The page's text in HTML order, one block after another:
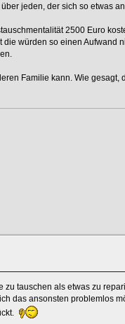
jeden, der sich so etwas
2500 Euro
würden so einen Aufwand
Familie kann. Wie gesagt,
tauschen als etwas zu
das ansonsten problemlos